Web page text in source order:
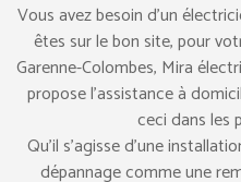
Vous avez besoin d’un
êtes sur le bon site, pour
Garenne-Colombes, Mira
propose l’assistance à
ceci dans les
Qu’il s’agisse d’une
dépannage comme une